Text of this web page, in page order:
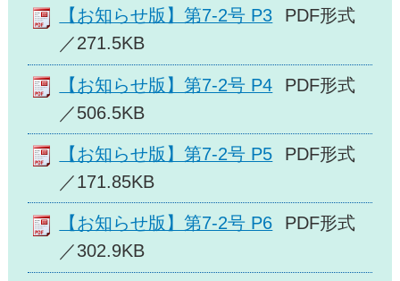
【お知らせ版】第7-2号 P3
PDF形式
／271.5KB
【お知らせ版】第7-2号 P4
PDF形式
／506.5KB
【お知らせ版】第7-2号 P5
PDF形式
／171.85KB
【お知らせ版】第7-2号 P6
PDF形式
／302.9KB